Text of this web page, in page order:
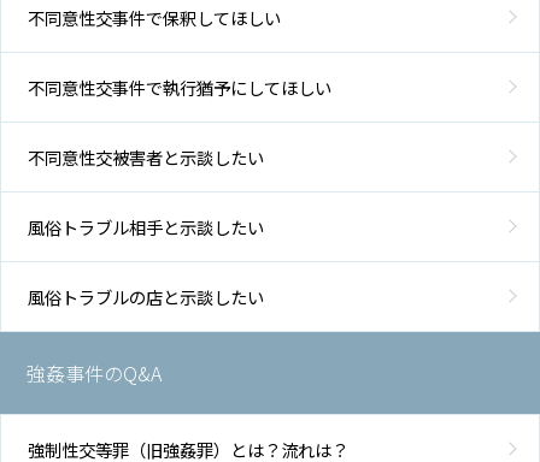
不同意性交事件で保釈してほしい
不同意性交事件で執行猶予にしてほしい
不同意性交被害者と示談したい
風俗トラブル相手と示談したい
風俗トラブルの店と示談したい
強姦事件のQ&A
強制性交等罪（旧強姦罪）とは？流れは？